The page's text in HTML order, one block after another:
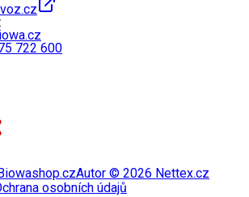
722 600
Biowashop.czAutor © 2026 Nettex.cz
osobních údajů